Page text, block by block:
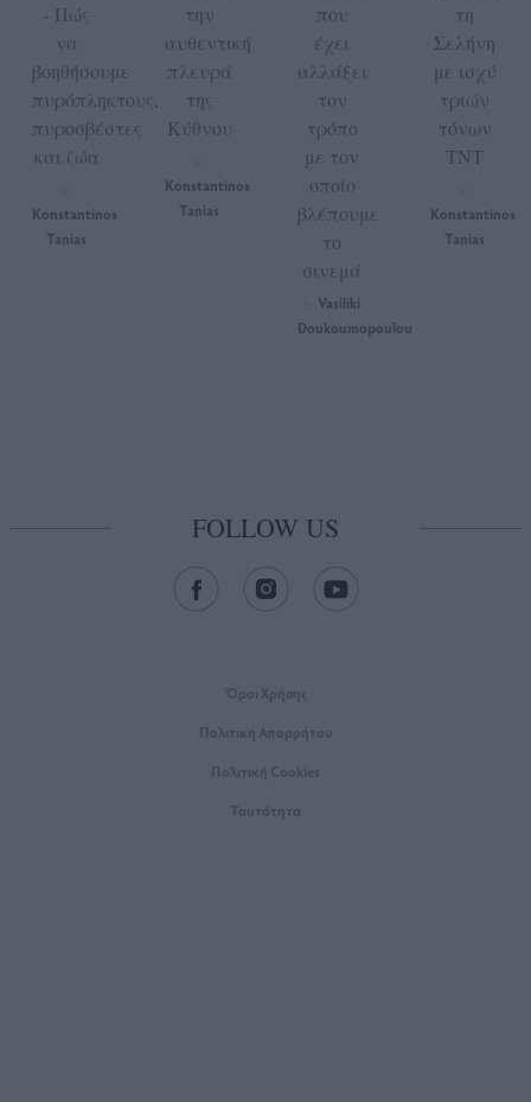
- Πώς
να
βοηθήσουμε
πυρόπληκτους,
πυροσβέστες
και ζώα
Konstantinos
Tanias
την
αυθεντική
πλευρά
της
Κύθνου
Konstantinos
Tanias
που
έχει
αλλάξει
τον
τρόπο
με τον
οποίο
βλέπουμε
το
σινεμά
Vasiliki
Doukoumopoulou
τη
Σελήνη
με ισχύ
τριών
τόνων
TNT
Konstantinos
Tanias
FOLLOW US
Όροι Xρήσης
Πολιτική Απορρήτου
Πολιτική Cookies
Ταυτότητα